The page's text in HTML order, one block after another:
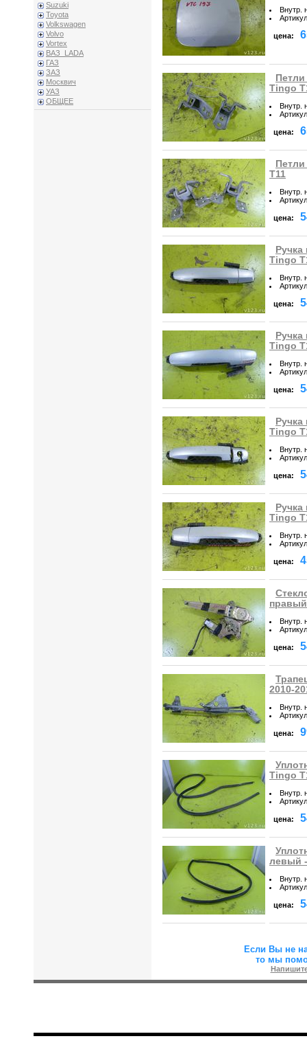
Suzuki
Toyota
Volkswagen
Volvo
Vortex
ВАЗ_LADA
ГАЗ
ЗАЗ
Москвич
УАЗ
ОБЩЕЕ
Внутр.
Артикул
цена:
Tingo
Внутр.
Артикул
цена:
T11
Внутр.
Артикул
цена:
Tingo
Внутр.
Артикул
цена:
Tingo
Внутр.
Артикул
цена:
Tingo
Внутр.
Артикул
цена:
Tingo
Внутр.
Артикул
цена:
Внутр.
Артикул
цена:
2010-
Внутр.
Артикул
цена:
Tingo
Внутр.
Артикул
цена:
левый
Внутр.
Артикул
цена:
Если Вы не
то мы